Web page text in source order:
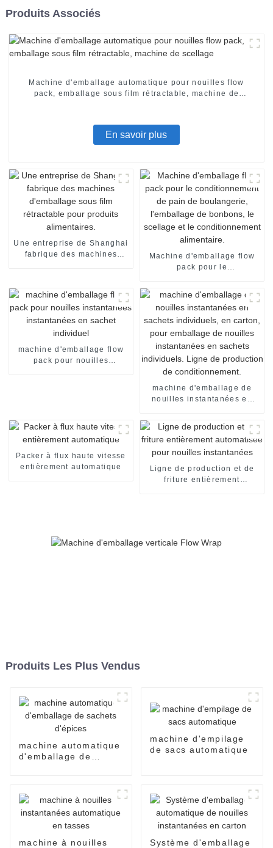
Produits Associés
Machine d'emballage automatique pour nouilles flow
pack, emballage sous film rétractable, machine de
En savoir plus
Une entreprise de Shanghai
fabrique des machines
Machine d'emballage flow
pack pour le
boulangerie, l'emballage de
bonbons, le scellage et le
conditionnement
alimentaire.
machine d'emballage flow
pack pour nouilles
machine d'emballage de
nouilles instantanées en
carton, pour emballage de
nouilles instantanées en
sachets individuels. Ligne
de production de
conditionnement.
Packer à flux haute vitesse
entièrement automatique
Ligne de production et de
friture entièrement
Produits Les Plus Vendus
machine automatique
d'emballage de
machine d'empilage
de sacs automatique
machine à nouilles Système d'emballage